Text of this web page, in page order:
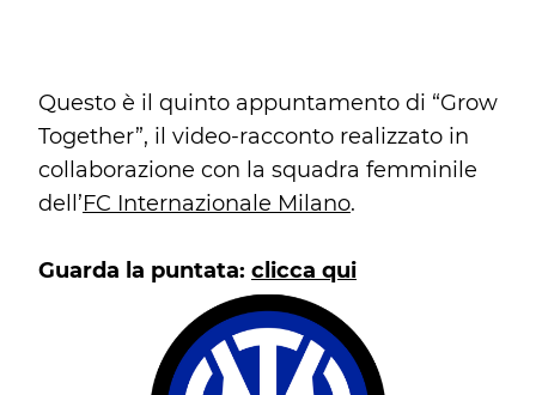
Questo è il quinto appuntamento di “Grow
Together”, il video-racconto realizzato in
collaborazione con la squadra femminile
dell’FC Internazionale Milano.
Guarda la puntata: clicca qui